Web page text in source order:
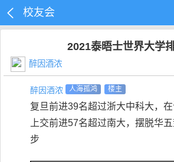
校友会
2021泰晤士世界大学
醉因酒浓
醉因酒浓 人海孤鸿 楼主
复旦前进39名超过浙大中科大，在
上交前进57名超过南大，摆脱华
步